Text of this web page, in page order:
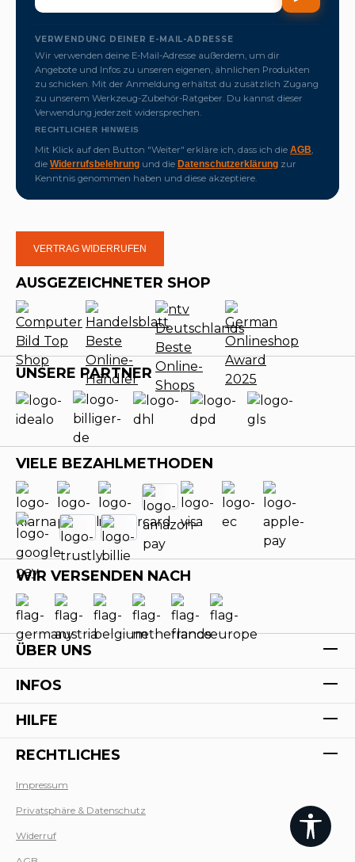
VERWENDUNG DEINER E-MAIL-ADRESSE
Wir verwenden deine E-Mail-Adresse außerdem, um dir
Angebote und Infos zu unseren eigenen, ähnlichen Produkten
zu schicken. Mit der Anmeldung erhältst du zusätzlich Zugang
zu unserem Werkzeug-Zubehör-Ratgeber. Du kannst dieser
Verwendung jederzeit widersprechen.
RECHTLICHER HINWEIS
Mit Klick auf den Button "Weiter" erkläre ich, dass ich die AGB,
die Widerrufsbelehrung und die Datenschutzerklärung zur
Kenntnis genommen haben und diese akzeptiere.
VERTRAG WIDERRUFEN
AUSGEZEICHNETER SHOP
UNSERE PARTNER
VIELE BEZAHLMETHODEN
WIR VERSENDEN NACH
ÜBER UNS
INFOS
HILFE
RECHTLICHES
Impressum
Privatsphäre & Datenschutz
Widerruf